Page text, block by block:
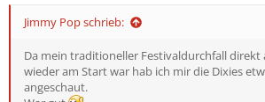
Jimmy Pop schrieb:
Da mein traditioneller Festivaldurchfall direkt
wieder am Start war hab ich mir die Dixies
angeschaut.